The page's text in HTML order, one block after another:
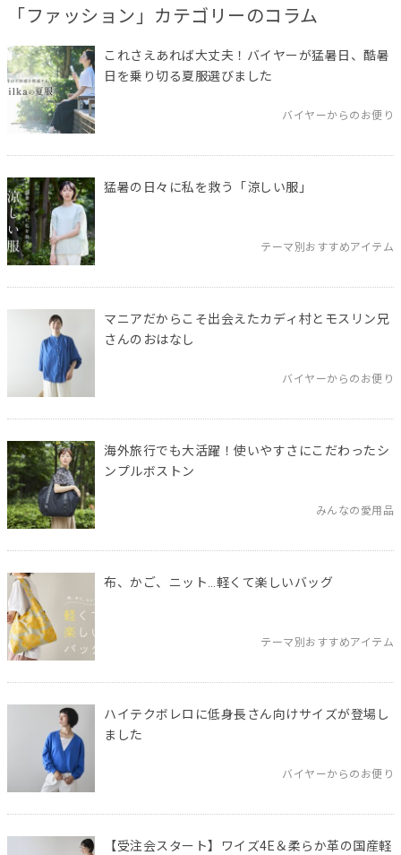
「ファッション」カテゴリーのコラム
これさえあれば大丈夫！バイヤーが猛暑日、酷暑
日を乗り切る夏服選びました
バイヤーからのお便り
猛暑の日々に私を救う「涼しい服」
テーマ別おすすめアイテム
マニアだからこそ出会えたカディ村とモスリン兄
さんのおはなし
バイヤーからのお便り
海外旅行でも大活躍！使いやすさにこだわったシ
ンプルボストン
みんなの愛用品
布、かご、ニット…軽くて楽しいバッグ
テーマ別おすすめアイテム
ハイテクボレロに低身長さん向けサイズが登場し
ました
バイヤーからのお便り
【受注会スタート】ワイズ4E＆柔らか革の国産軽